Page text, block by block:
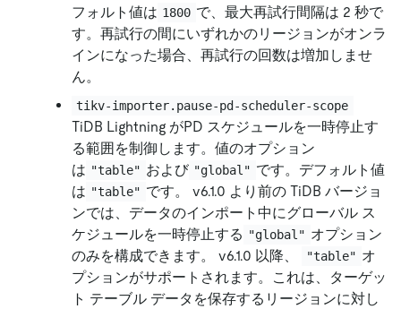
フォルト値は 1800 で、最大再試行間隔は 2 秒で
す。再試行の間にいずれかのリージョンがオンラ
インになった場合、再試行の回数は増加しませ
ん。
tikv-importer.pause-pd-scheduler-scope
TiDB Lightning がPD スケジュールを一時停止す
る範囲を制御します。値のオプション
は "table" および "global" です。デフォルト値
は "table" です。 v6.1.0 より前の TiDB バージョ
ンでは、データのインポート中にグローバル ス
ケジュールを一時停止する "global" オプション
のみを構成できます。 v6.1.0 以降、
"table" オ
プションがサポートされます。これは、ターゲッ
ト テーブル データを保存するリージョンに対し